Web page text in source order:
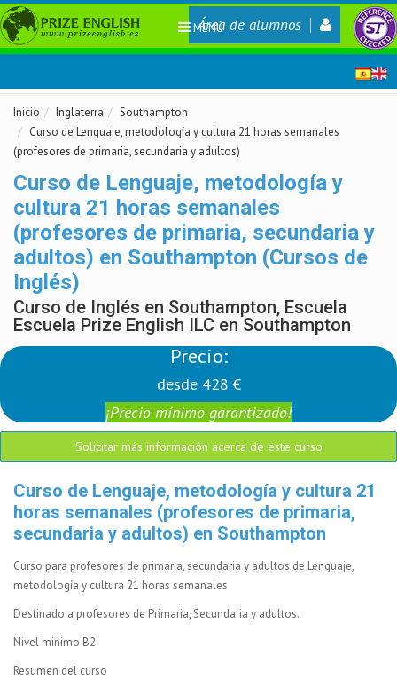
Área de alumnos
MENÚ
Inicio Inglaterra
Southampton
Curso de Lenguaje, metodología y cultura 21 horas semanales
(profesores de primaria, secundaria y adultos)
Curso de Lenguaje, metodología y
cultura 21 horas semanales
(profesores de primaria, secundaria y
adultos) en Southampton (Cursos de
Inglés)
Curso de Inglés en Southampton, Escuela
Escuela Prize English ILC en Southampton
Precio:
desde 428 €
¡Precio mínimo garantizado!
Solicitar más información acerca de este curso
Curso de Lenguaje, metodología y cultura 21
horas semanales (profesores de primaria,
secundaria y adultos) en Southampton
Curso para profesores de primaria, secundaria y adultos de Lenguaje,
metodología y cultura 21 horas semanales
Destinado a profesores de Primaria, Secundaria y adultos.
Nivel minimo B2
Resumen del curso